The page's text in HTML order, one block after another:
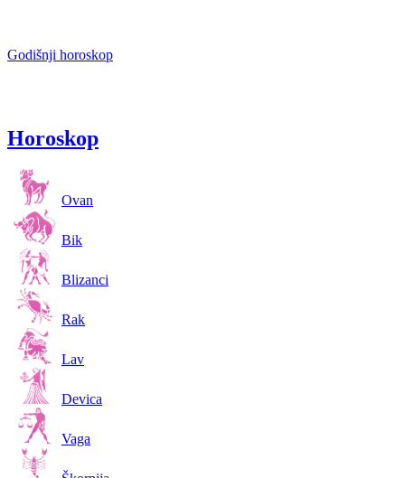
Godišnji horoskop
Horoskop
Ovan
Bik
Blizanci
Rak
Lav
Devica
Vaga